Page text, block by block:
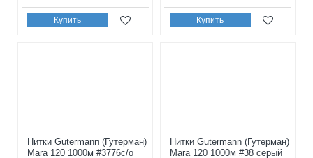
Купить Купить
Нитки Gutermann (Гутерман)
Mara 120 1000м #3776с/о
Нитки Gutermann (Гутерман)
Mara 120 1000м #38 серый